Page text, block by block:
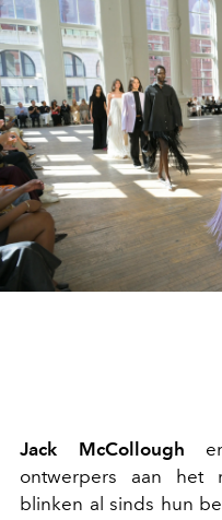
Jack McCollough
ontwerpers aan het
blinken al sinds hun